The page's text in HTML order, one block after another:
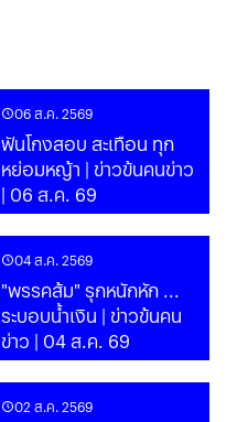
06 ส.ค. 2569
ฟันโกงสอบ สะเทือน ทุก
หย่อมหญ้า | ข่าวข้นคนข่าว
| 06 ส.ค. 69
04 ส.ค. 2569
"พรรคส้ม" รุกหนักหัก ...
ระบอบน้ำเงิน | ข่าวข้นคน
ข่าว | 04 ส.ค. 69
02 ส.ค. 2569